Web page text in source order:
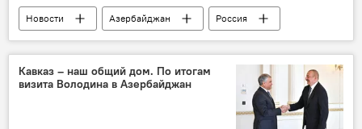
Новости Азербайджан
Россия
Госдума РФ
Леонид Калашников
Кавказ – наш общий дом. По итогам
визита Володина в Азербайджан